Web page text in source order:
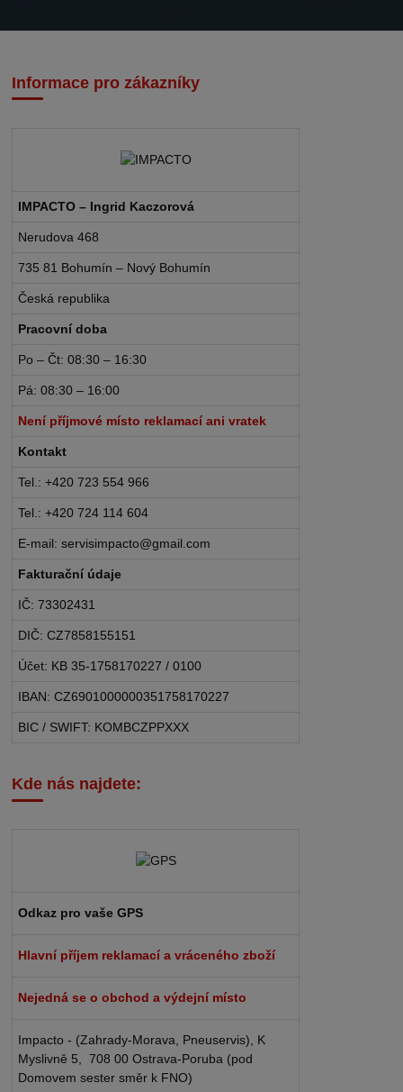
Informace pro zákazníky
IMPACTO – Ingrid Kaczorová
Nerudova 468
735 81 Bohumín – Nový Bohumín
Česká republika
Pracovní doba
Po – Čt: 08:30 – 16:30
Pá: 08:30 – 16:00
Není příjmové místo reklamací ani vratek
Kontakt
Tel.: +420 723 554 966
Tel.: +420 724 114 604
E-mail: servisimpacto@gmail.com
Fakturační údaje
IČ: 73302431
DIČ: CZ7858155151
Účet: KB 35-1758170227 / 0100
IBAN: CZ6901000000351758170227
BIC / SWIFT: KOMBCZPPXXX
Kde nás najdete:
Odkaz pro vaše GPS
Hlavní příjem reklamací a vráceného zboží
Nejedná se o obchod a výdejní místo
Impacto - (Zahrady-Morava, Pneuservis), K
Myslivně 5, 708 00 Ostrava-Poruba (pod
Domovem sester směr k FNO)